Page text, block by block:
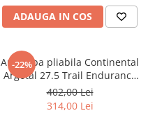
ADAUGA IN COS
-22%
Anvelopa pliabila Continental
Argotal 27.5 Trail Endurance
60-584 (27.5x2.4)
402,00 Lei
314,00 Lei